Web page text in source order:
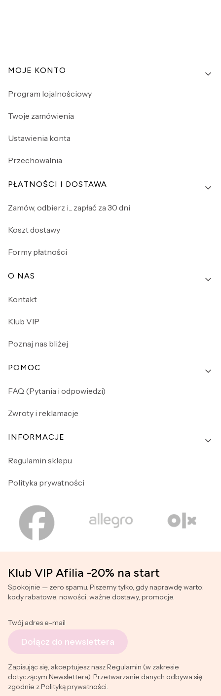
Linki w stopce
MOJE KONTO
Program lojalnościowy
Twoje zamówienia
Ustawienia konta
Przechowalnia
PŁATNOŚCI I DOSTAWA
Zamów, odbierz i... zapłać za 30 dni
Koszt dostawy
Formy płatności
O NAS
Kontakt
Klub VIP
Poznaj nas bliżej
POMOC
FAQ (Pytania i odpowiedzi)
Zwroty i reklamacje
INFORMACJE
Regulamin sklepu
Polityka prywatności
Klub VIP Afilia -20% na start
Spokojnie — zero spamu. Piszemy tylko, gdy naprawdę warto:
kody rabatowe, nowości, ważne dostawy, promocje.
Twój adres e-mail
Dołącz do newslettera
Zapisując się, akceptujesz nasz Regulamin (w zakresie
dotyczącym Newslettera). Przetwarzanie danych odbywa się
zgodnie z Polityką prywatności.